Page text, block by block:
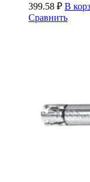
399.58 ₽ В
Сравнить